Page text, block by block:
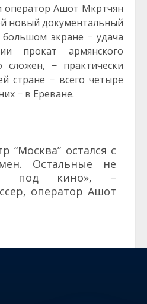
оператор Ашот Мкртчян
новый документальный
экране − удача
прокат армянского
− практически
стране − всего четыре
− в Ереване.
“Москва” остался с
Остальные не
под кино», −
оператор Ашот